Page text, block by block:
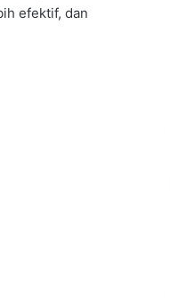
efektif, dan